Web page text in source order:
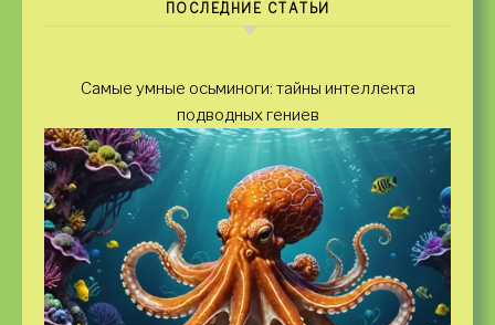
ПОСЛЕДНИЕ СТАТЬИ
Самые умные осьминоги: тайны интеллекта
подводных гениев